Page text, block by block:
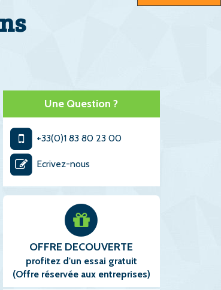
Une Question ?
+33(0)1 83 80 23 00
Ecrivez-nous
OFFRE DECOUVERTE
profitez d'un essai gratuit
(Offre réservée aux entreprises)